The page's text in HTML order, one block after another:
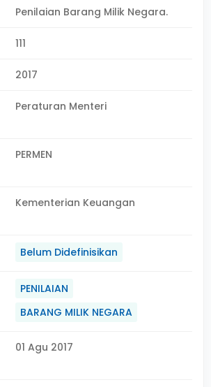
Penilaian Barang Milik Negara.
111
2017
Peraturan Menteri
PERMEN
Kementerian Keuangan
Belum Didefinisikan
PENILAIAN
BARANG MILIK NEGARA
01 Agu 2017